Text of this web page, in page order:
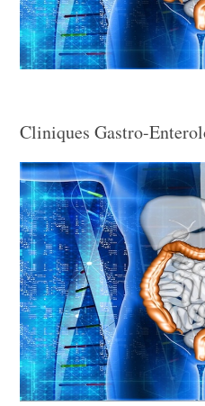
Cliniques Gastro-